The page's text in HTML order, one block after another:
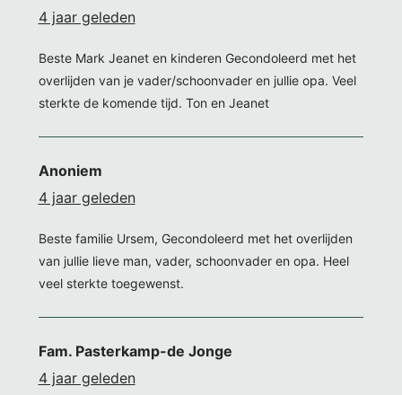
4 jaar geleden
Beste Mark Jeanet en kinderen Gecondoleerd met het
overlijden van je vader/schoonvader en jullie opa. Veel
sterkte de komende tijd. Ton en Jeanet
Anoniem
4 jaar geleden
Beste familie Ursem, Gecondoleerd met het overlijden
van jullie lieve man, vader, schoonvader en opa. Heel
veel sterkte toegewenst.
Fam. Pasterkamp-de Jonge
4 jaar geleden